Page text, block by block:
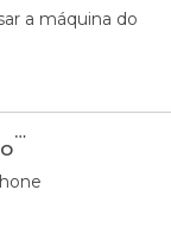
a máquina do